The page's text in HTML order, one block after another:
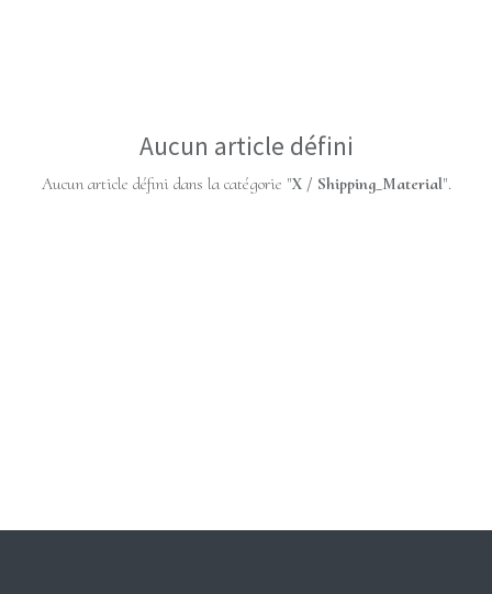
Aucun article défini
Aucun article défini dans la catégorie "X / Shipping_Material".